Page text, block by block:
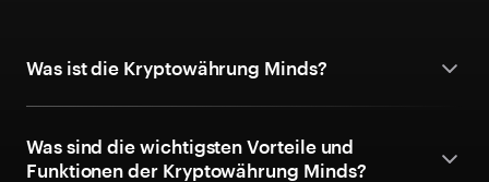
Was ist die Kryptowährung Minds?
Was sind die wichtigsten Vorteile und
Funktionen der Kryptowährung Minds?